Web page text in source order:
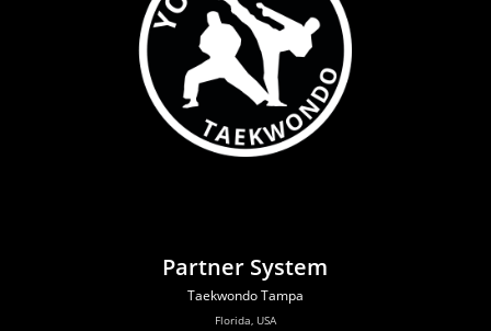
Partner System
Taekwondo Tampa
Florida, USA